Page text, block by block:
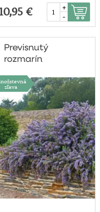
€
+
-
Previsnutý
rozmarín
zľava